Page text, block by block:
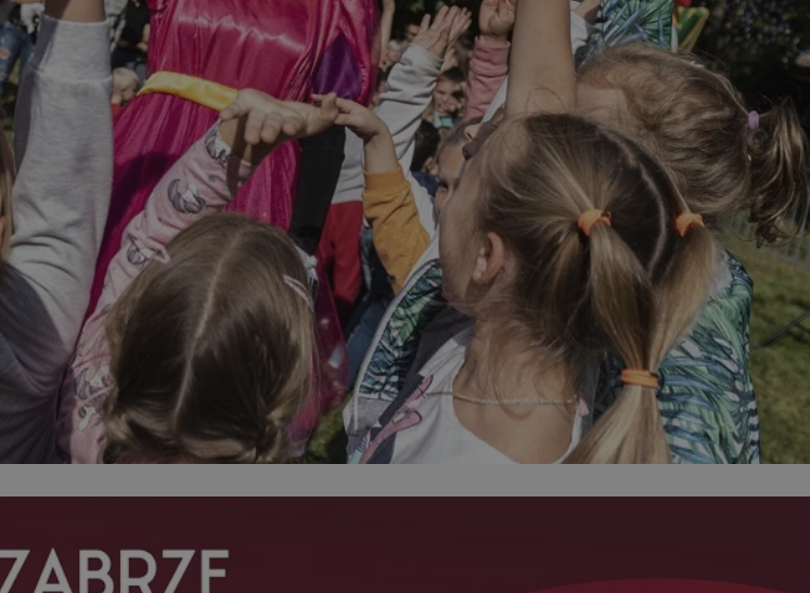
funkcji strony internetowej, takich jak logowanie użytkownika i
nie można prawidłowo korzystać ze strony internetowej.
Okres
przechowywania
Opis
Ten plik cookie przechowuje identyfikator sesji.
Ten plik cookie przechowuje identyfikator sesji.
Ten plik cookie przechowuje identyfikator sesji.
29 minut 53
sekundy
Ten plik cookie służy do rozróżniania ludzi i botów. Jest
to korzystne dla strony internetowej, ponieważ
umożliwia tworzenie ważnych raportów na temat
korzystania z jej witryny internetowej.
29 minut 55
sekund
Ten plik cookie służy do rozróżniania ludzi i botów. Jest
to korzystne dla strony internetowej, ponieważ
umożliwia tworzenie ważnych raportów na temat
korzystania z jej witryny internetowej.
4 tygodnie 2 dni
Ten plik cookie jest używany przez usługę Cookie-
Script.com do zapamiętywania preferencji dotyczących
zgody użytkownika na pliki cookie. Jest to konieczne,
aby baner cookie Cookie-Script.com działał poprawnie.
5 miesięcy 4
tygodnie
Ten plik cookie przechowuje informacje o zgodzie
użytkownika oraz jego preferencjach dotyczących
wybory dotyczące polityki prywatności i ustawień
zgodność z regulacjami ochrony danych.